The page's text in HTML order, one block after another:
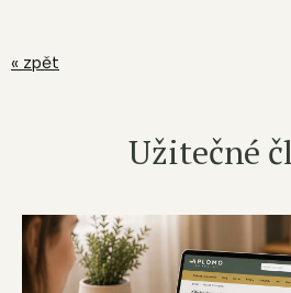
« zpět
Užitečné